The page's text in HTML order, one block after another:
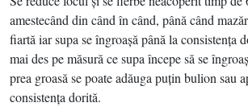
amestecând din când în când, până când
fiartă iar supa se îngroaşă până la consistenţa
mai des pe măsură ce supa începe să se
prea groasă se poate adăuga puţin bulion sau
consistenţa dorită.